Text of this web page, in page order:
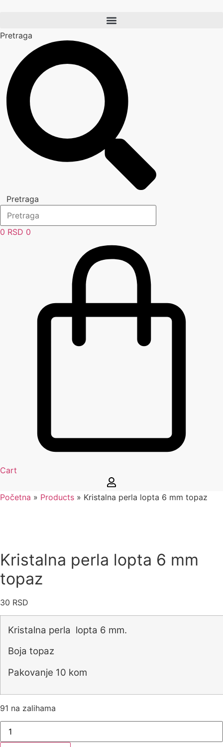
Pretraga
Pretraga
0 RSD 0
Cart
Početna » Products » Kristalna perla lopta 6 mm topaz
Kristalna perla lopta 6 mm
topaz
30 RSD
Kristalna perla lopta 6 mm.
Boja topaz
Pakovanje 10 kom
91 na zalihama
Kristalna
perla
lopta